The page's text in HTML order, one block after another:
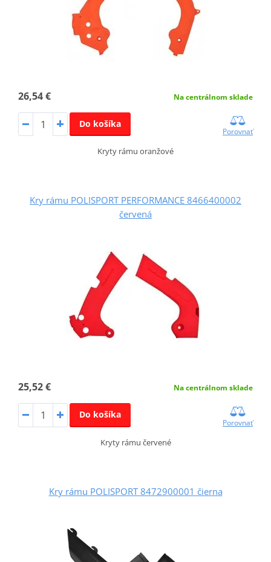
26,54 € Na centrálnom sklade
Do košíka
Porovnať
Kryty rámu oranžové
Kry rámu POLISPORT PERFORMANCE 8466400002
červená
25,52 € Na centrálnom sklade
Do košíka
Porovnať
Kryty rámu červené
Kry rámu POLISPORT 8472900001 čierna